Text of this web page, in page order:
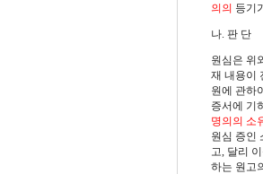
의의 등기
나. 판 단
원심은 위
재 내용이
원에 관하
증서에 기
명의의 소
원심 증인
고, 달리
하는 원고